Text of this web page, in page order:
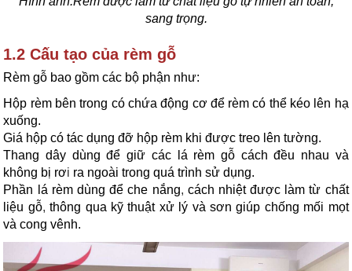
sang trọng.
1.2 Cấu tạo của rèm gỗ
Rèm gỗ bao gồm các bộ phận như:
Hộp rèm bên trong có chứa động cơ để rèm có thể kéo lên hạ
xuống.
Giá hộp có tác dụng đỡ hộp rèm khi được treo lên tường.
Thang dây dùng để giữ các lá rèm gỗ cách đều nhau và
không bị rơi ra ngoài trong quá trình sử dụng.
Phần lá rèm dùng để che nắng, cách nhiệt được làm từ chất
liệu gỗ, thông qua kỹ thuật xử lý và sơn giúp chống mối mọt
và cong vênh.